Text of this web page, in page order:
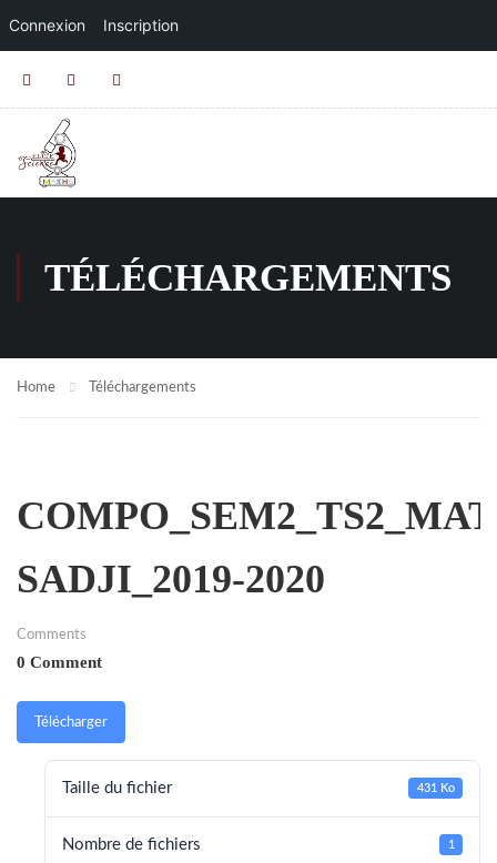
Connexion Inscription
TÉLÉCHARGEMENTS
Home Téléchargements
SADJI_2019-2020
Comments
0 Comment
Télécharger
Taille du fichier 431 Ko
Nombre de fichiers 1